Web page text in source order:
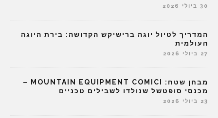
30 ביולי 2026
המדריך לטיול יוגה ברישיקש הקדושה: בירת היוגה
העולמית
27 ביולי 2026
מבחן שטח: MOUNTAIN EQUIPMENT COMICI –
מכנסי סופטשל שנולדו לשבילים טכניים
23 ביולי 2026